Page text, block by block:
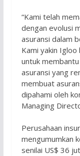
“Kami telah
dengan evolusi
asuransi dalam
Kami yakin
untuk
asuransi yang
membuat
dipahami oleh
Managing
Perusahaan
mengumumkan
senilai US$ 36